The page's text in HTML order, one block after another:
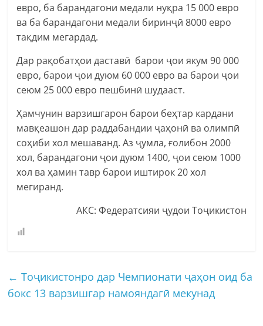
евро, ба барандагони медали нуқра 15 000 евро
ва ба барандагони медали биринҷӣ 8000 евро
тақдим мегардад.
Дар рақобатҳои даставӣ барои ҷои якум 90 000
евро, барои ҷои дуюм 60 000 евро ва барои ҷои
сеюм 25 000 евро пешбинӣ шудааст.
Ҳамчунин варзишгарон барои беҳтар кардани
мавқеашон дар раддабандии ҷаҳонӣ ва олимпӣ
соҳиби хол мешаванд. Аз ҷумла, ғолибон 2000
хол, барандагони ҷои дуюм 1400, ҷои сеюм 1000
хол ва ҳамин тавр барои иштирок 20 хол
мегиранд.
АКС: Федератсияи ҷудои Тоҷикистон
← Тоҷикистонро дар Чемпионати ҷаҳон оид ба
бокс 13 варзишгар намояндагӣ мекунад